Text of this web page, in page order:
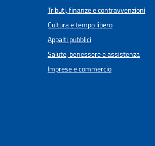
Tributi, finanze e contravvenzioni
Cultura e tempo libero
Appalti pubblici
Salute, benessere e assistenza
Imprese e commercio